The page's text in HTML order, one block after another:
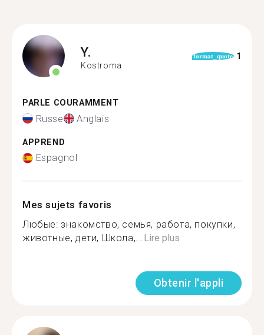
Y.
Kostroma
format_quote 1
PARLE COURAMMENT
Russe Anglais
APPREND
Espagnol
Mes sujets favoris
Любые: знакомство, семья, работа, покупки,
животные, дети, Школа,...Lire plus
Obtenir l'appli